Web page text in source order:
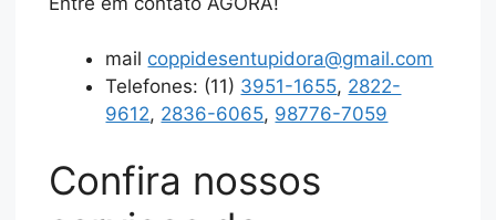
mail coppidesentupidora@gmail.com
Telefones: (11) 3951-1655, 2822-
9612, 2836-6065, 98776-7059
Confira nossos